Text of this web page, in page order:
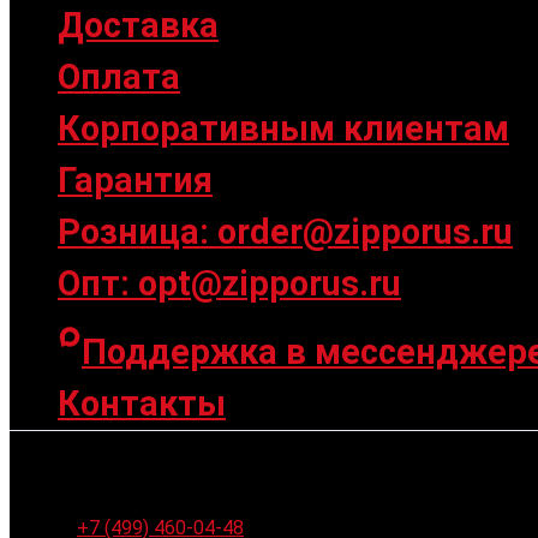
Доставка
Оплата
Корпоративным клиентам
Гарантия
Розница: order@zipporus.ru
Опт: opt@zipporus.ru
Поддержка в
Контакты
+7 (499) 460-04-48